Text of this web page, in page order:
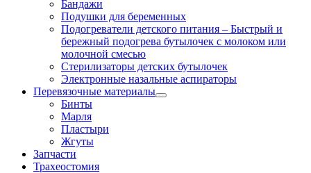
Бандажи
Подушки для беременных
Подогреватели детского питания – Быстрый и
бережный подогрева бутылочек с молоком или
молочной смесью
Стерилизаторы детских бутылочек
Электронные назальные аспираторы
Перевязочные материалы
Бинты
Марля
Пластыри
Жгуты
Запчасти
Трахеостомия